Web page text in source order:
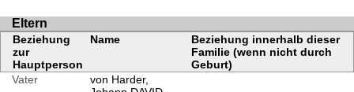
Eltern
Beziehung
zur
Hauptperson
Name
Beziehung innerhalb dieser
Familie (wenn nicht durch
Geburt)
Vater
von Harder,